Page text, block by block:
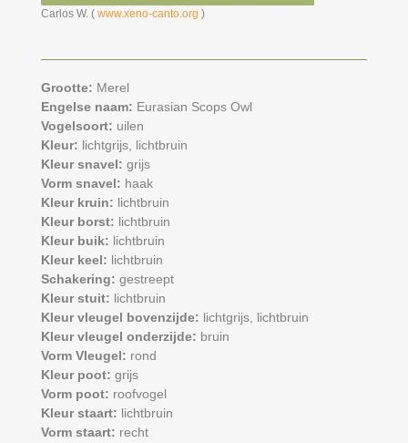
Carlos W. ( www.xeno-canto.org )
Grootte: Merel
Engelse naam: Eurasian Scops Owl
Vogelsoort: uilen
Kleur: lichtgrijs, lichtbruin
Kleur snavel: grijs
Vorm snavel: haak
Kleur kruin: lichtbruin
Kleur borst: lichtbruin
Kleur buik: lichtbruin
Kleur keel: lichtbruin
Schakering: gestreept
Kleur stuit: lichtbruin
Kleur vleugel bovenzijde: lichtgrijs, lichtbruin
Kleur vleugel onderzijde: bruin
Vorm Vleugel: rond
Kleur poot: grijs
Vorm poot: roofvogel
Kleur staart: lichtbruin
Vorm staart: recht